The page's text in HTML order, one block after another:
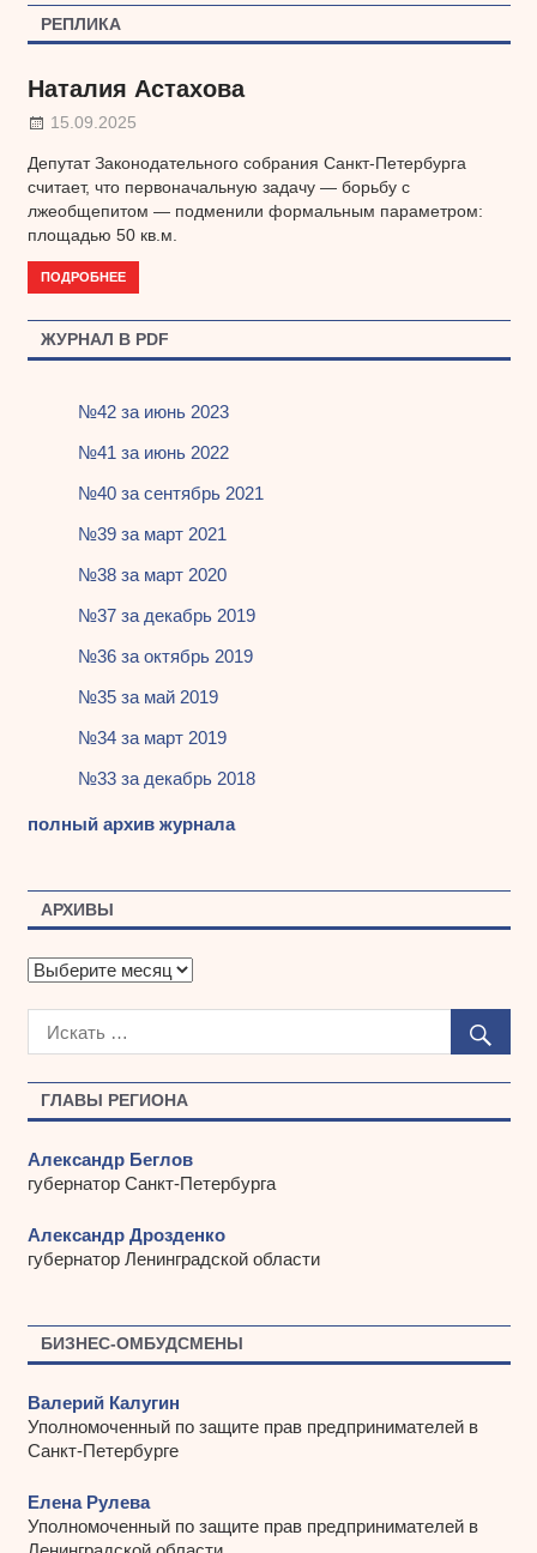
ГЛАВЫ РЕГИОНА
Александр Беглов
губернатор Санкт-Петербурга
Александр Дрозденко
губернатор Ленинградской области
БИЗНЕС-ОМБУДСМЕНЫ
Валерий Калугин
Уполномоченный по защите прав предпринимателей в
Санкт-Петербурге
Елена Рулева
Уполномоченный по защите прав предпринимателей в
РЕПЛИКА
Наталия Астахова
15.09.2025
Депутат Законодательного собрания Санкт-Петербурга
считает, что первоначальную задачу — борьбу с
лжеобщепитом — подменили формальным параметром:
площадью 50 кв.м.
ПОДРОБНЕЕ
ЖУРНАЛ В PDF
№42 за июнь 2023
№41 за июнь 2022
№40 за сентябрь 2021
№39 за март 2021
№38 за март 2020
№37 за декабрь 2019
№36 за октябрь 2019
№35 за май 2019
№34 за март 2019
№33 за декабрь 2018
полный архив журнала
АРХИВЫ
А
х
ы